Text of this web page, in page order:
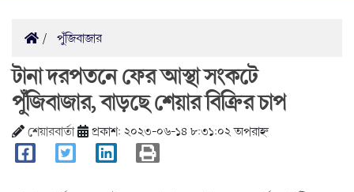
পুঁজিবাজার
টানা দরপতনে ফের আস্থা সংকটে
পুঁজিবাজার, বাড়ছে শেয়ার বিক্রির চাপ
শেয়ারবার্তা প্রকাশ: ২০২৩-০৬-১৪ ৮:৩১:০২ অপরাহ্ন